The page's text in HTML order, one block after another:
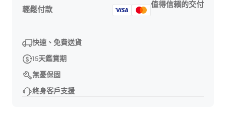
輕鬆付款
值得信賴的交付
快速、免費送貨
15天鑑賞期
無憂保固
終身客戶支援